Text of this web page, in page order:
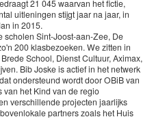
21 045 waarvan het fictie,
uitleningen stijgt jaar na jaar, in
in 2015.
scholen Sint-Joost-aan-Zee, De
200 klasbezoeken. We zitten in
School, Dienst Cultuur, Aximax,
Bib Joske is actief in het netwerk
ondersteund wordt door OBiB van
van het Kind van de regio
verschillende projecten jaarlijks
partners zoals het Huis